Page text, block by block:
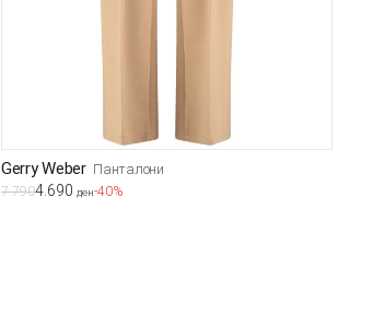
Gerry Weber Панталони
7.7904.690 ден-40%